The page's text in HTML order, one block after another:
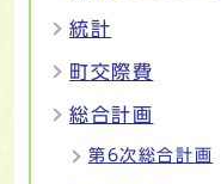
統計
町交際費
総合計画
第6次総合計画